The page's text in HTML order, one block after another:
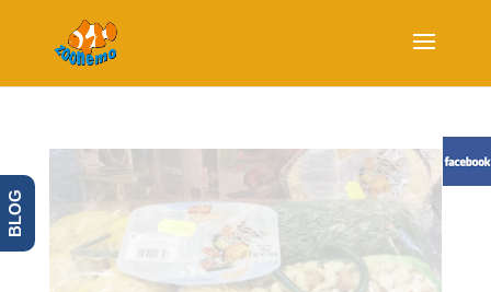
BLOG